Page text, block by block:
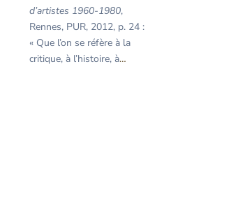
d’artistes 1960-1980,
Rennes, PUR, 2012, p. 24 :
« Que l’on se réfère à la
critique, à l’histoire, à…